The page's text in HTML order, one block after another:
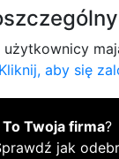
Kliknij, aby się
To Twoja firma?
jak